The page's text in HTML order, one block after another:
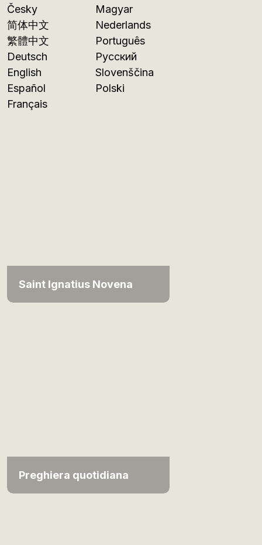
Česky
简体中文
繁體中文
Deutsch
English
Español
Français
Magyar
Nederlands
Português
Русский
Slovenščina
Polski
Saint Ignatius Novena
Preghiera quotidiana